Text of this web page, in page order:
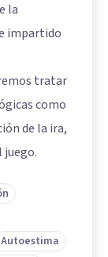
la
impartido
tratar
como
de la ira,
juego.
Autoestima